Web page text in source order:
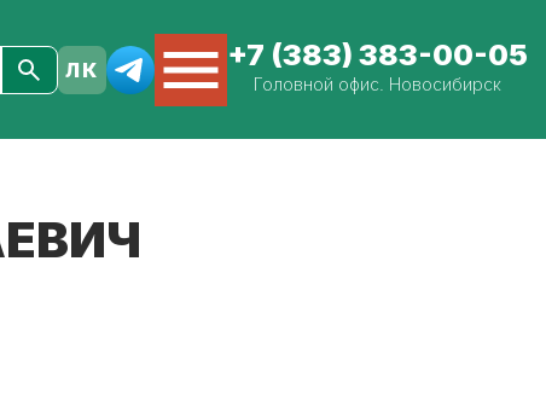
+7 (383) 383-00-05
Головной офис. Новосибирск